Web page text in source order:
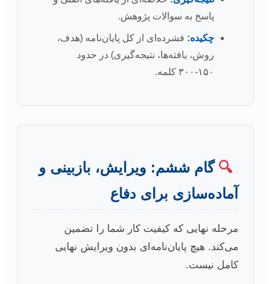
پاسخ به سوالات پژوهش.
چکیده: فشرده‌ای از کل پایان‌نامه (هدف،
روش، یافته‌ها، نتیجه‌گیری) در حدود
۱۵۰-۳۰۰ کلمه.
🔍 گام ششم: ویرایش، بازبینی و
آماده‌سازی برای دفاع
مرحله نهایی که کیفیت کار شما را تضمین
می‌کند. هیچ پایان‌نامه‌ای بدون ویرایش نهایی
کامل نیست.